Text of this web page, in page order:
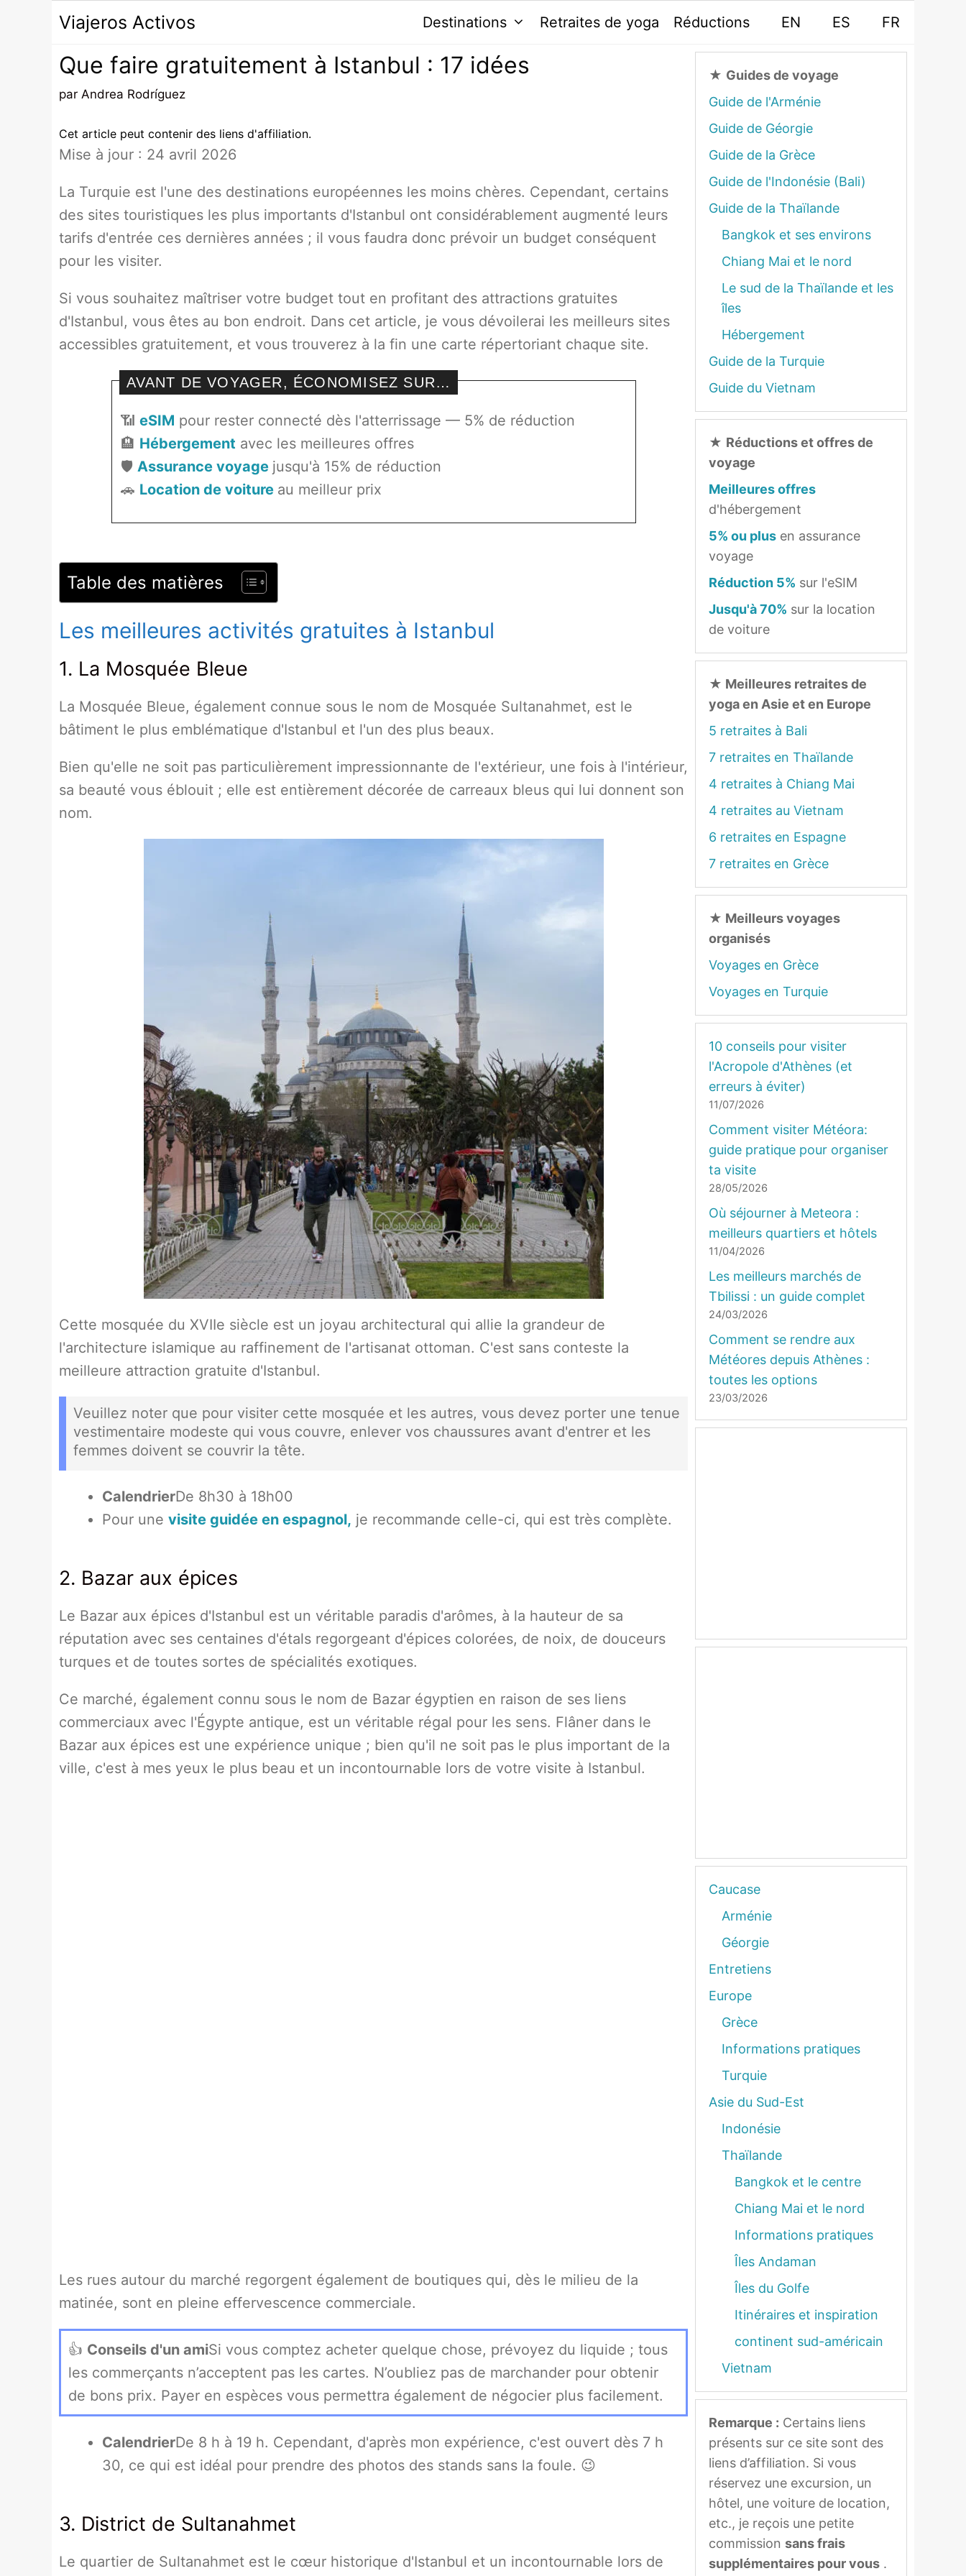
Viajeros Activos Destinations Retraites de yoga Réductions EN ES FR
Que faire gratuitement à Istanbul : 17 idées
par Andrea Rodríguez
Cet article peut contenir des liens d'affiliation.
Mise à jour : 24 avril 2026
La Turquie est l'une des destinations européennes les moins chères. Cependant, certains
des sites touristiques les plus importants d'Istanbul ont considérablement augmenté leurs
tarifs d'entrée ces dernières années ; il vous faudra donc prévoir un budget conséquent
pour les visiter.
Si vous souhaitez maîtriser votre budget tout en profitant des attractions gratuites
d'Istanbul, vous êtes au bon endroit. Dans cet article, je vous dévoilerai les meilleurs sites
accessibles gratuitement, et vous trouverez à la fin une carte répertoriant chaque site.
AVANT DE VOYAGER, ÉCONOMISEZ SUR…
📶 eSIM pour rester connecté dès l'atterrissage — 5% de réduction
🏨 Hébergement avec les meilleures offres
🛡️ Assurance voyage jusqu'à 15% de réduction
🚗 Location de voiture au meilleur prix
Table des matières
Les meilleures activités gratuites à Istanbul
1. La Mosquée Bleue
La Mosquée Bleue, également connue sous le nom de Mosquée Sultanahmet, est le
bâtiment le plus emblématique d'Istanbul et l'un des plus beaux.
Bien qu'elle ne soit pas particulièrement impressionnante de l'extérieur, une fois à l'intérieur,
sa beauté vous éblouit ; elle est entièrement décorée de carreaux bleus qui lui donnent son
nom.
Cette mosquée du XVIIe siècle est un joyau architectural qui allie la grandeur de
l'architecture islamique au raffinement de l'artisanat ottoman. C'est sans conteste la
meilleure attraction gratuite d'Istanbul.
Veuillez noter que pour visiter cette mosquée et les autres, vous devez porter une tenue
vestimentaire modeste qui vous couvre, enlever vos chaussures avant d'entrer et les
femmes doivent se couvrir la tête.
CalendrierDe 8h30 à 18h00
Pour une visite guidée en espagnol, je recommande celle-ci, qui est très complète.
2. Bazar aux épices
Le Bazar aux épices d'Istanbul est un véritable paradis d'arômes, à la hauteur de sa
réputation avec ses centaines d'étals regorgeant d'épices colorées, de noix, de douceurs
turques et de toutes sortes de spécialités exotiques.
Ce marché, également connu sous le nom de Bazar égyptien en raison de ses liens
commerciaux avec l'Égypte antique, est un véritable régal pour les sens. Flâner dans le
Bazar aux épices est une expérience unique ; bien qu'il ne soit pas le plus important de la
ville, c'est à mes yeux le plus beau et un incontournable lors de votre visite à Istanbul.
Les rues autour du marché regorgent également de boutiques qui, dès le milieu de la
matinée, sont en pleine effervescence commerciale.
👍 Conseils d'un amiSi vous comptez acheter quelque chose, prévoyez du liquide ; tous
les commerçants n’acceptent pas les cartes. N’oubliez pas de marchander pour obtenir
de bons prix. Payer en espèces vous permettra également de négocier plus facilement.
CalendrierDe 8 h à 19 h. Cependant, d'après mon expérience, c'est ouvert dès 7 h
30, ce qui est idéal pour prendre des photos des stands sans la foule. 😉
3. District de Sultanahmet
Le quartier de Sultanahmet est le cœur historique d'Istanbul et un incontournable lors de
★ Guides de voyage
Guide de l'Arménie
Guide de Géorgie
Guide de la Grèce
Guide de l'Indonésie (Bali)
Guide de la Thaïlande
Bangkok et ses environs
Chiang Mai et le nord
Le sud de la Thaïlande et les
îles
Hébergement
Guide de la Turquie
Guide du Vietnam
★ Réductions et offres de
voyage
Meilleures offres
d'hébergement
5% ou plus en assurance
voyage
Réduction 5% sur l'eSIM
Jusqu'à 70% sur la location
de voiture
★ Meilleures retraites de
yoga en Asie et en Europe
5 retraites à Bali
7 retraites en Thaïlande
4 retraites à Chiang Mai
4 retraites au Vietnam
6 retraites en Espagne
7 retraites en Grèce
★ Meilleurs voyages
organisés
Voyages en Grèce
Voyages en Turquie
10 conseils pour visiter
l'Acropole d'Athènes (et
erreurs à éviter)
11/07/2026
Comment visiter Météora:
guide pratique pour organiser
ta visite
28/05/2026
Où séjourner à Meteora :
meilleurs quartiers et hôtels
11/04/2026
Les meilleurs marchés de
Tbilissi : un guide complet
24/03/2026
Comment se rendre aux
Météores depuis Athènes :
toutes les options
23/03/2026
Caucase
Arménie
Géorgie
Entretiens
Europe
Grèce
Informations pratiques
Turquie
Asie du Sud-Est
Indonésie
Thaïlande
Bangkok et le centre
Chiang Mai et le nord
Informations pratiques
Îles Andaman
Îles du Golfe
Itinéraires et inspiration
continent sud-américain
Vietnam
Remarque : Certains liens
présents sur ce site sont des
liens d’affiliation. Si vous
réservez une excursion, un
hôtel, une voiture de location,
etc., je reçois une petite
commission sans frais
supplémentaires pour vous .